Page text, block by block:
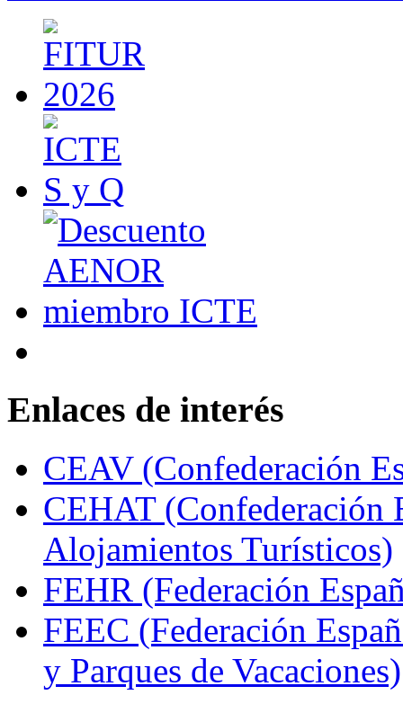
Enlaces de interés
CEAV (Confederación
CEHAT (Confederación
Alojamientos Turísticos)
FEHR (Federación
FEEC (Federación
y Parques de Vacaciones)